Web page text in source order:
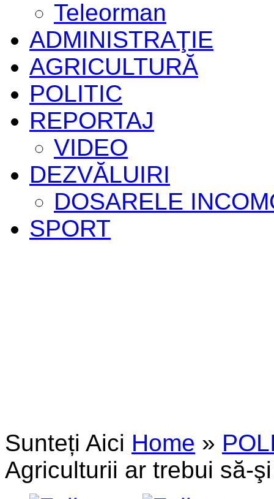
Teleorman
ADMINISTRAŢIE
AGRICULTURĂ
POLITIC
REPORTAJ
VIDEO
DEZVĂLUIRI
DOSARELE
SPORT
Sunteți Aici Home »
Agriculturii ar trebui să-